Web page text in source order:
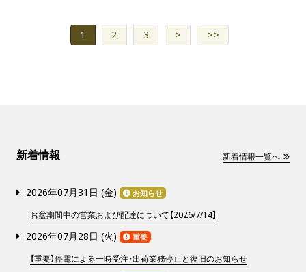
1 2 3 > >>
新着情報 新着情報一覧へ
2026年07月31日 (金) お知らせ
お盆期間中の営業および配達について【2026/7/14】
2026年07月28日 (火) 重要
【重要】停電による一時受注・出荷業務停止と復旧のお知らせ